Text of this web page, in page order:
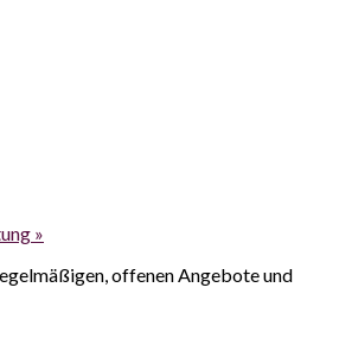
»
offenen Angebote und